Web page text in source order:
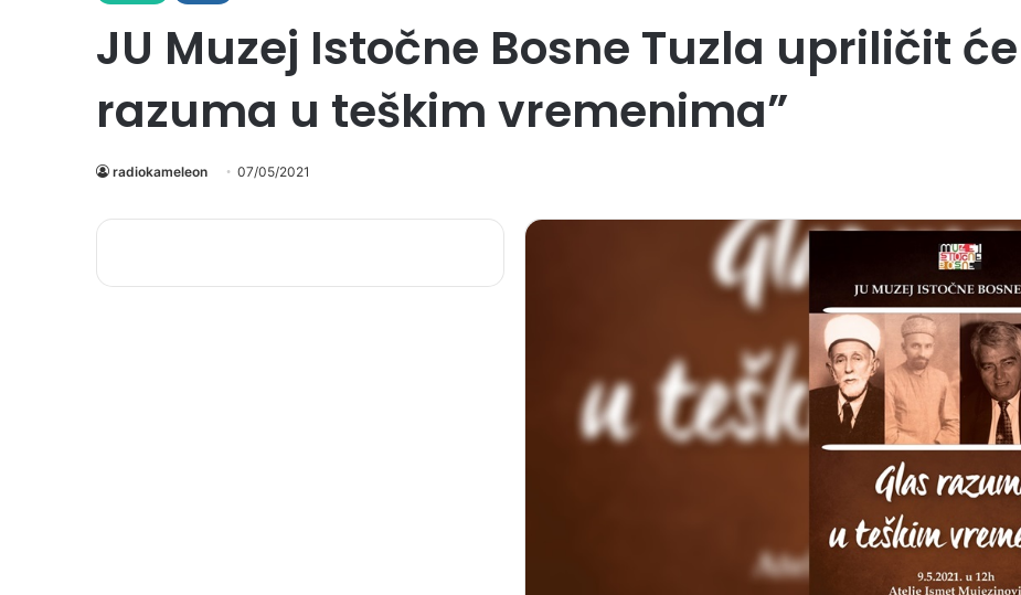
JU Muzej Istočne Bosne Tuzla upriličit
razuma u teškim vremenima”
radiokameleon 07/05/2021